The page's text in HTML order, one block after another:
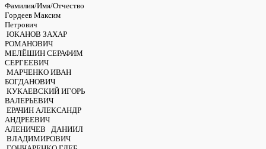
Фамилия/Имя/Отчество
Гордеев Максим
Петрович
ЮКАНОВ ЗАХАР
РОМАНОВИЧ
МЕЛЁШИН СЕРАФИМ
СЕРГЕЕВИЧ
МАРЧЕНКО ИВАН
БОГДАНОВИЧ
КУКАЕВСКИЙ ИГОРЬ
ВАЛЕРЬЕВИЧ
ЕРАЧИН АЛЕКСАНДР
АНДРЕЕВИЧ
АЛЕНИЧЕВ ДАНИИЛ
ВЛАДИМИРОВИЧ